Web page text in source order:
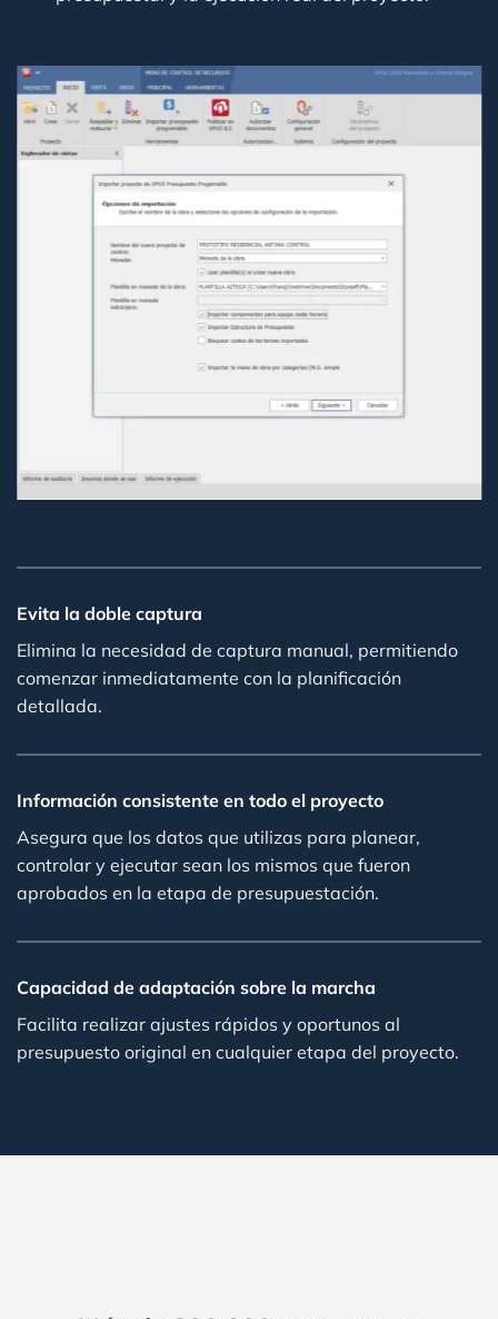
Evita la doble captura
Elimina la necesidad de captura manual, permitiendo
comenzar inmediatamente con la planificación
detallada.
Información consistente en todo el proyecto
Asegura que los datos que utilizas para planear,
controlar y ejecutar sean los mismos que fueron
aprobados en la etapa de presupuestación.
Capacidad de adaptación sobre la marcha
Facilita realizar ajustes rápidos y oportunos al
presupuesto original en cualquier etapa del proyecto.